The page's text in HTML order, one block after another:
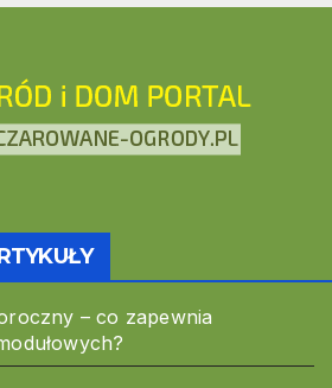
– co zapewnia